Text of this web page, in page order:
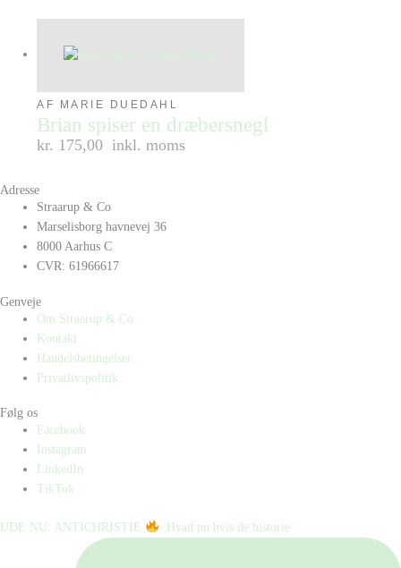
AF MARIE DUEDAHL
Brian spiser en dræbersnegl
kr. 175,00 inkl. moms
Adresse
Straarup & Co
Marselisborg havnevej 36
8000 Aarhus C
CVR: 61966617
Genveje
Om Straarup & Co
Kontakt
Handelsbetingelser
Privatlivspolitik
Følg os
Facebook
Instagram
LinkedIn
TikTok
UDE NU: ANTICHRISTIE ⁠ ⁠ Hvad nu hvis de historie